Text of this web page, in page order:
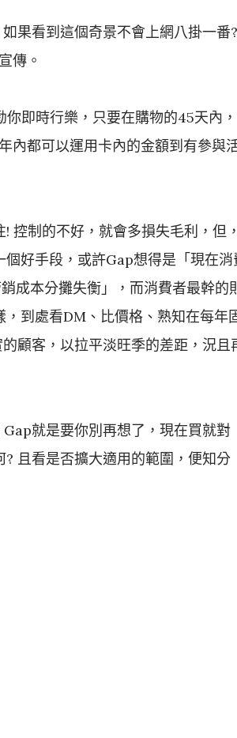
果看到這個奇景不會上網八掛一番?
傳。
即時行樂，只要在購物的45天內，
內都可以運用卡內的金額到有參與
控制的不好，就會多損失毛利，但
好手段，或許Gap想得是「現在消
成本分攤失衡」，而消費者最幹的
到處看DM、比價格、熟知在每年
顧客，以拉平淡旺季的差距，況且
就是要你別再想了，現在買就對
且看是否擴大適用的範圍，便知分